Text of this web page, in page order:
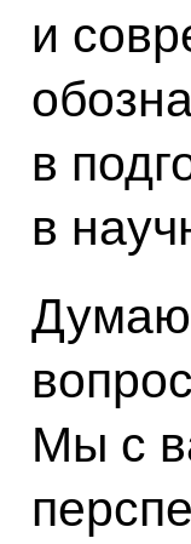
и
в
в
Мы с